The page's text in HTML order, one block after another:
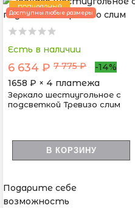
ПОПУЛЯРНЫЙ
Доступны любые размеры
Есть в наличии
6 634 ₽ 7 775 ₽
-14%
1658 ₽ × 4 платежа
Зеркало шестиугольное с
подсветкой Тревизо слим
В КОРЗИНУ
Подарите себе
возможность